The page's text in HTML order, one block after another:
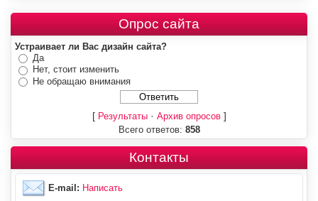
Опрос сайта
Устраивает ли Вас дизайн сайта?
Да
Нет, стоит изменить
Не обращаю внимания
[ Результаты· Архив опросов]
Всего ответов: 858
Контакты
E-mail: Написать